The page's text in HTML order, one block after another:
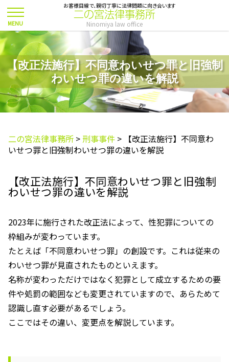
【改正法施行】不同意わいせつ罪と旧強制
わいせつ罪の違いを解説
お客様目線で、親切丁寧に法律問題に向き合います
二の宮法律事務所
Ninomiya law office
二の宮法律事務所 >刑事事件 > 【改正法施行】不同意わ
いせつ罪と旧強制わいせつ罪の違いを解説
【改正法施行】不同意わいせつ罪と旧強制
わいせつ罪の違いを解説
2023年に施行された改正法によって、性犯罪についての
枠組みが変わっています。
たとえば「不同意わいせつ罪」の創設です。これは従来の
わいせつ罪が見直されたものといえます。
名称が変わっただけではなく犯罪として成立するための要
件や処罰の範囲なども変更されていますので、あらためて
認識し直す必要があるでしょう。
ここではその違い、変更点を解説しています。